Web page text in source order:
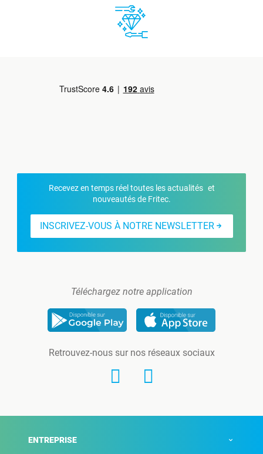
Recevez en temps réel toutes les actualités et
nouveautés de Fritec.
INSCRIVEZ-VOUS À NOTRE NEWSLETTER
Téléchargez notre application
Retrouvez-nous sur nos réseaux sociaux
ENTREPRISE